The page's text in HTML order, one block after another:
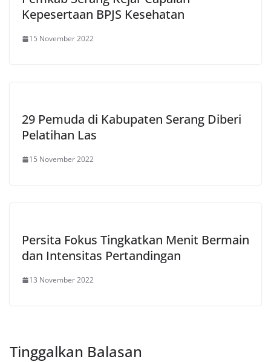
Kepesertaan BPJS Kesehatan
15 November 2022
29 Pemuda di Kabupaten Serang Diberi
Pelatihan Las
15 November 2022
Persita Fokus Tingkatkan Menit Bermain
dan Intensitas Pertandingan
13 November 2022
Tinggalkan Balasan